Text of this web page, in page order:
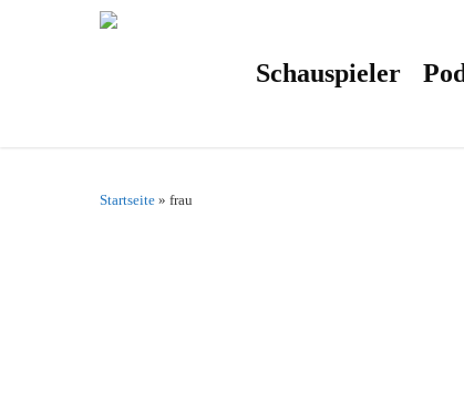
Schauspieler
Startseite » frau